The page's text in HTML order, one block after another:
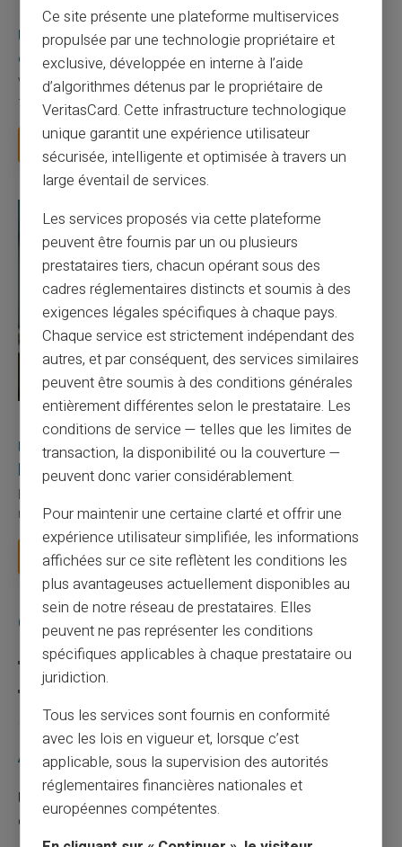
03/08/2026 Veritas Carte prépayée
Une carte bancaire gratuite sans compte, ça
existe ?
Vous avez tapé cette recherche parce que votre banque vous
facture 50 € par an pour une carte que vo...
Lire la suite
27/07/2026 Veritas Carte prépayée
Utilisation responsable du paiement mobile avec
la carte Veritas
Le paiement mobile s'est imposé dans les habitudes quotidiennes,
mais il appelle des réflexes pour é...
Lire la suite
Catégories
Carte prépayée
Escroquerie
Articles récents
Une carte bancaire gratuite sans compte, ça
existe ?
Ce site présente une plateforme multiservices
propulsée par une technologie propriétaire et
exclusive, développée en interne à l’aide
d’algorithmes détenus par le propriétaire de
VeritasCard. Cette infrastructure technologique
unique garantit une expérience utilisateur
sécurisée, intelligente et optimisée à travers un
large éventail de services.
Les services proposés via cette plateforme
peuvent être fournis par un ou plusieurs
prestataires tiers, chacun opérant sous des
cadres réglementaires distincts et soumis à des
exigences légales spécifiques à chaque pays.
Chaque service est strictement indépendant des
autres, et par conséquent, des services similaires
peuvent être soumis à des conditions générales
entièrement différentes selon le prestataire. Les
conditions de service — telles que les limites de
transaction, la disponibilité ou la couverture —
peuvent donc varier considérablement.
Pour maintenir une certaine clarté et offrir une
expérience utilisateur simplifiée, les informations
affichées sur ce site reflètent les conditions les
plus avantageuses actuellement disponibles au
sein de notre réseau de prestataires. Elles
peuvent ne pas représenter les conditions
spécifiques applicables à chaque prestataire ou
juridiction.
Tous les services sont fournis en conformité
avec les lois en vigueur et, lorsque c’est
applicable, sous la supervision des autorités
réglementaires financières nationales et
européennes compétentes.